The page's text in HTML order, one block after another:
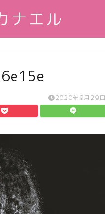
ナエル
2020年9月29日